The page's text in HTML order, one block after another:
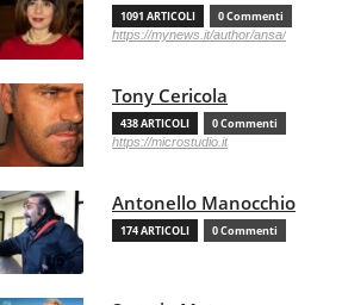
1091 ARTICOLI 0 Commenti
https://mynews.it/author/ansa/
Tony Cericola
438 ARTICOLI 0 Commenti
https://microstudio.it
Antonello Manocchio
174 ARTICOLI 0 Commenti